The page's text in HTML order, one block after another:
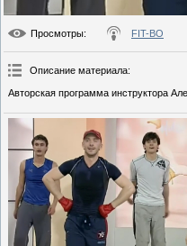
Просмотры: FIT-BO
Описание материала:
Авторская программа инструктора